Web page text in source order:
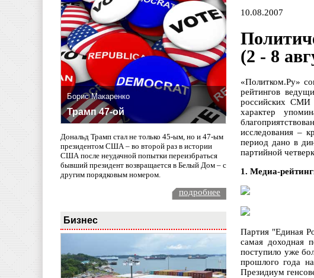
Борис Макаренко
Трамп 47-ой
Дональд Трамп стал не только 45-ым, но и 47-ым
президентом США – во второй раз в истории
США после неудачной попытки переизбраться
бывший президент возвращается в Белый Дом – с
другим порядковым номером.
подробнее
Бизнес
10.08.2007
(2 - 8
«Политком.Ру»
рейтингов
российских СМИ
характер
исследования –
период дано в
партийной
1. Медиа-
Партия "Единая
самая доходная
поступило уже
прошлого года
Президиум